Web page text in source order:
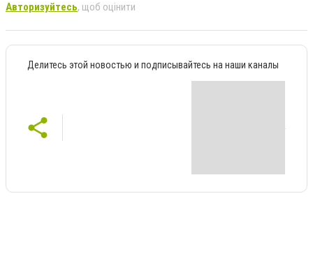
Авторизуйтесь, щоб оцінити
Делитесь этой новостью и подписывайтесь на наши каналы